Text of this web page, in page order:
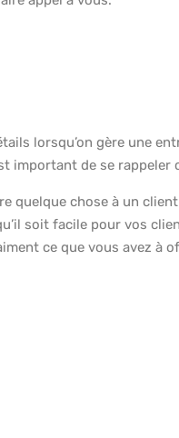
lorsqu’on gère une
important de se
quelque chose à un
soit facile pour vos
ce que vous avez à